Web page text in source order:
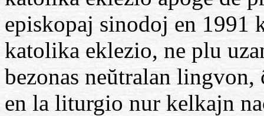
episkopaj sinodoj en 1991
katolika eklezio, ne plu
bezonas neŭtralan
en la liturgio nur kelkajn